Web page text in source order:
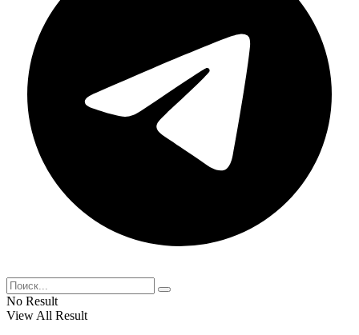
No Result
View All Result